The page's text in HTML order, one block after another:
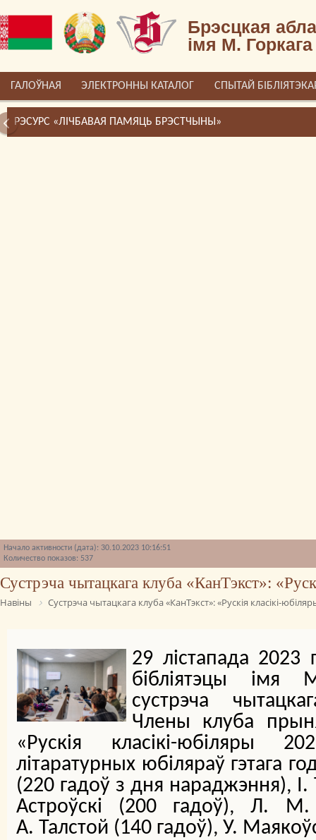
Брэсцкая
імя М. Горкага
ГАЛОЎНАЯ ЭЛЕКТРОННЫ КАТАЛОГ СПЫТАЙ
РЭСУРС «ЛІЧБАВАЯ ПАМЯЦЬ БРЭСТЧЫНЫ»
Начало активности (дата): 30.10.2023 10:16:51
Количество показов: 537
Сустрэча чытацкага клуба «КанТэкст»:
Навіны Сустрэча чытацкага клуба «КанТэкст»: «Рускія класікі-
29 лістапада 2023
бібліятэцы імя
сустрэча
Члены клуба
«Рускія класікі-юбіляры
літаратурных юбіляраў гэтага
(220 гадоў з дня нараджэння), І.
Астроўскі (200 гадоў), Л. М.
А. Талстой (140 гадоў), У.